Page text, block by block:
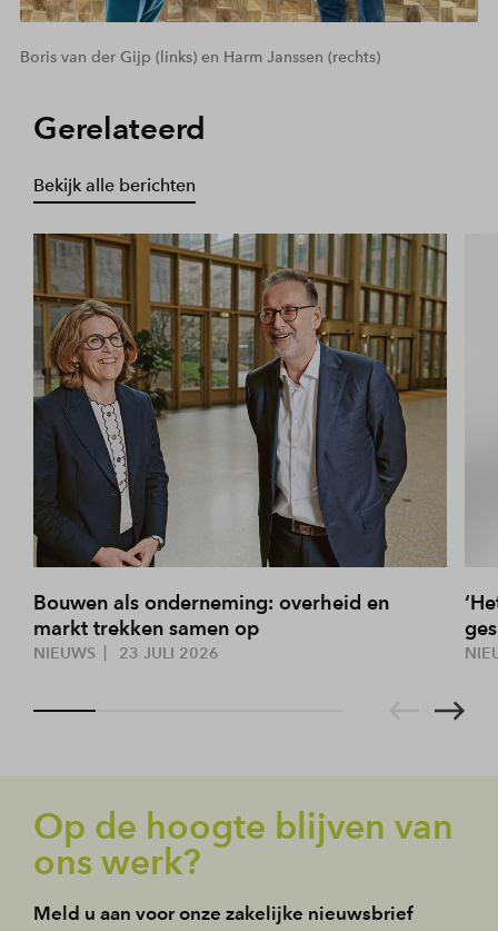
Boris van der Gijp (links) en Harm Janssen (rechts)
Gerelateerd
Bekijk alle berichten
Bouwen als onderneming: overheid en
markt trekken samen op
NIEUWS 23 JULI 2026
Op de hoogte blijven van
ons werk?
Meld u aan voor onze zakelijke nieuwsbrief